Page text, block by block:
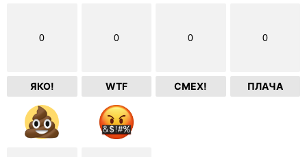
0
ЯКО!
0
WTF
0
СМЕХ!
0
ПЛАЧА